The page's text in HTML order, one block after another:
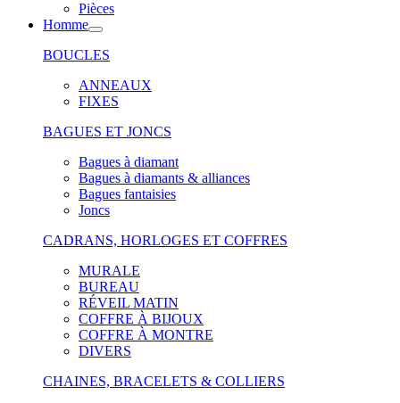
Pièces
Homme
BOUCLES
ANNEAUX
FIXES
BAGUES ET JONCS
Bagues à diamant
Bagues à diamants & alliances
Bagues fantaisies
Joncs
CADRANS, HORLOGES ET COFFRES
MURALE
BUREAU
RÉVEIL MATIN
COFFRE À BIJOUX
COFFRE À MONTRE
DIVERS
CHAINES, BRACELETS & COLLIERS